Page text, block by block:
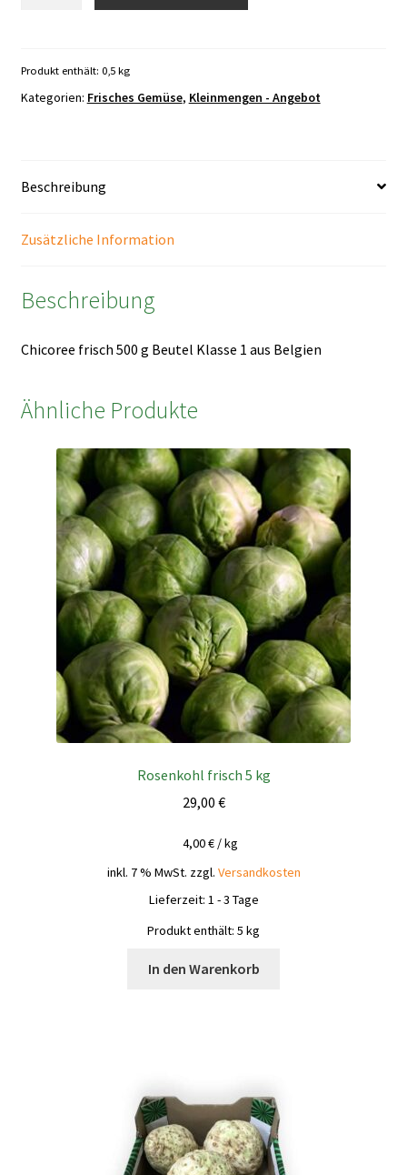
Betutel
Menge
Produkt enthält: 0,5 kg
Kategorien: Frisches Gemüse, Kleinmengen - Angebot
Beschreibung
Zusätzliche Information
Beschreibung
Chicoree frisch 500 g Beutel Klasse 1 aus Belgien
Ähnliche Produkte
Rosenkohl frisch 5 kg
29,00 €
4,00€/kg
inkl. 7 % MwSt. zzgl. Versandkosten
Lieferzeit: 1 - 3 Tage
Produkt enthält: 5 kg
In den Warenkorb